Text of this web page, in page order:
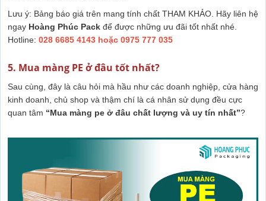
Lưu ý: Bảng báo giá trên mang tính chất THAM KHẢO. Hãy liên hệ
ngay Hoàng Phúc Pack để được những ưu đãi tốt nhất nhé.
Hotline: 028 6685 4143 hoặc 0975 777 035
5. Mua màng PE ở đâu tốt nhất?
Sau cùng, đây là câu hỏi mà hầu như các doanh nghiệp, cửa hàng
kinh doanh, chủ shop và thậm chí là cá nhân sử dụng đều cực
quan tâm “Mua màng pe ở đâu chất lượng và uy tín nhất”?